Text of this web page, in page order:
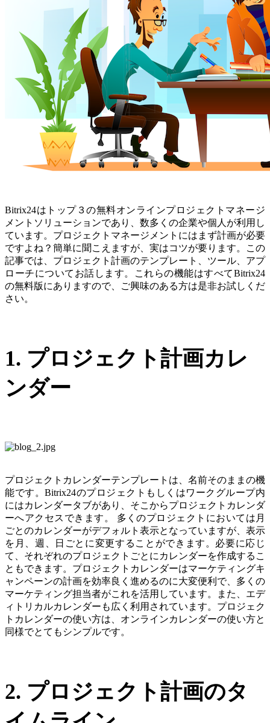
Bitrix24はトップ３の無料オンラインプロジェクトマネージ
メントソリューションであり、数多くの企業や個人が利用し
ています。プロジェクトマネージメントにはまず計画が必要
ですよね？簡単に聞こえますが、実はコツが要ります。この
記事では、プロジェクト計画のテンプレート、ツール、アプ
ローチについてお話します。これらの機能はすべてBitrix24
の無料版にありますので、ご興味のある方は是非お試しくだ
さい。
1. プロジェクト計画カレ
ンダー
プロジェクトカレンダーテンプレートは、名前そのままの機
能です。Bitrix24のプロジェクトもしくはワークグループ内
にはカレンダータブがあり、そこからプロジェクトカレンダ
ーへアクセスできます。 多くのプロジェクトにおいては月
ごとのカレンダーがデフォルト表示となっていますが、表示
を月、週、日ごとに変更することができます。必要に応じ
て、それぞれのプロジェクトごとにカレンダーを作成するこ
ともできます。プロジェクトカレンダーはマーケティングキ
ャンペーンの計画を効率良く進めるのに大変便利で、多くの
マーケティング担当者がこれを活用しています。また、エデ
ィトリカルカレンダーも広く利用されています。プロジェク
トカレンダーの使い方は、オンラインカレンダーの使い方と
同様でとてもシンプルです。
2. プロジェクト計画のタ